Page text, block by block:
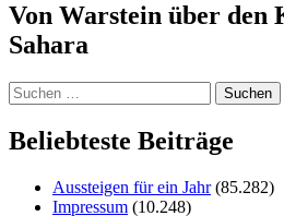
Von Warstein über den
Sahara
Suchen
nach:
Beliebteste Beiträge
Aussteigen für ein Jahr (85.282)
Impressum (10.248)